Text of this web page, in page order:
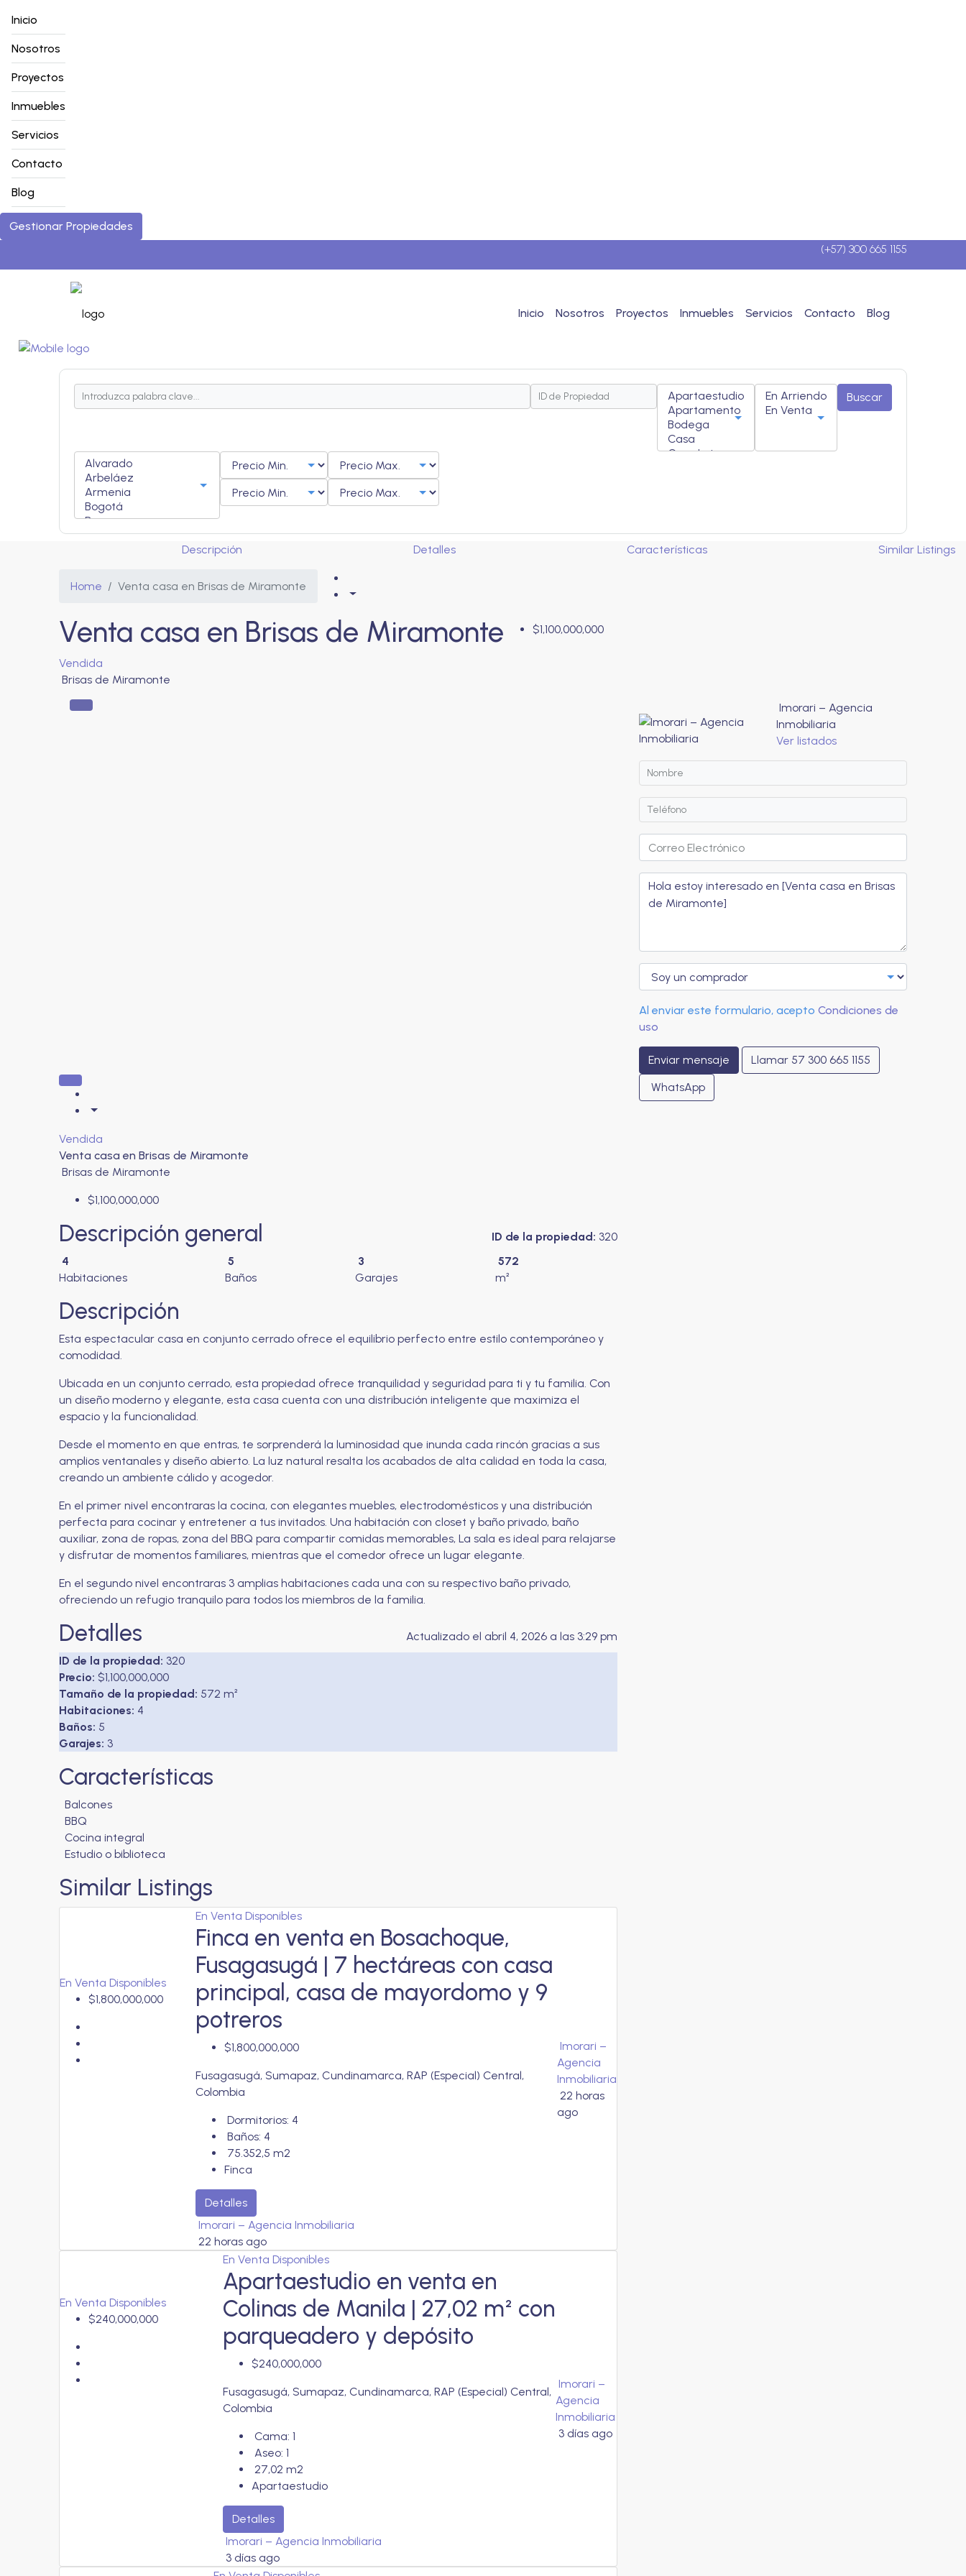
Inicio
Nosotros
Proyectos
Inmuebles
Servicios
Contacto
Blog
Gestionar Propiedades
(+57) 300 665 1155
Inicio Nosotros Proyectos Inmuebles Servicios Contacto Blog
Buscar
Descripción Detalles Características Similar Listings
Home Venta casa en Brisas de Miramonte
Venta casa en Brisas de Miramonte $1,100,000,000
Vendida
Brisas de Miramonte
Vendida
Venta casa en Brisas de Miramonte
Brisas de Miramonte
$1,100,000,000
Descripción general ID de la propiedad: 320
4
Habitaciones
5
Baños
3
Garajes
572
m²
Descripción
Esta espectacular casa en conjunto cerrado ofrece el equilibrio perfecto entre estilo contemporáneo y
comodidad.
Ubicada en un conjunto cerrado, esta propiedad ofrece tranquilidad y seguridad para ti y tu familia. Con
un diseño moderno y elegante, esta casa cuenta con una distribución inteligente que maximiza el
espacio y la funcionalidad.
Desde el momento en que entras, te sorprenderá la luminosidad que inunda cada rincón gracias a sus
amplios ventanales y diseño abierto. La luz natural resalta los acabados de alta calidad en toda la casa,
creando un ambiente cálido y acogedor.
En el primer nivel encontraras la cocina, con elegantes muebles, electrodomésticos y una distribución
perfecta para cocinar y entretener a tus invitados. Una habitación con closet y baño privado, baño
auxiliar, zona de ropas, zona del BBQ para compartir comidas memorables, La sala es ideal para relajarse
y disfrutar de momentos familiares, mientras que el comedor ofrece un lugar elegante.
En el segundo nivel encontraras 3 amplias habitaciones cada una con su respectivo baño privado,
ofreciendo un refugio tranquilo para todos los miembros de la familia.
Detalles
Actualizado el abril 4, 2026 a las 3:29 pm
ID de la propiedad: 320
Precio: $1,100,000,000
Tamaño de la propiedad: 572 m²
Habitaciones: 4
Baños: 5
Garajes: 3
Características
Balcones
BBQ
Cocina integral
Estudio o biblioteca
Similar Listings
En Venta Disponibles
$1,800,000,000
En Venta Disponibles
Finca en venta en Bosachoque,
Fusagasugá | 7 hectáreas con casa
principal, casa de mayordomo y 9
potreros
$1,800,000,000
Fusagasugá, Sumapaz, Cundinamarca, RAP (Especial) Central,
Colombia
Dormitorios: 4
Baños: 4
75.352,5 m2
Finca
Detalles
Imorari – Agencia Inmobiliaria
22 horas ago
Imorari –
Agencia
Inmobiliaria
22 horas
ago
En Venta Disponibles
$240,000,000
En Venta Disponibles
Apartaestudio en venta en
Colinas de Manila | 27,02 m² con
parqueadero y depósito
$240,000,000
Fusagasugá, Sumapaz, Cundinamarca, RAP (Especial) Central,
Colombia
Cama: 1
Aseo: 1
27,02 m2
Apartaestudio
Detalles
Imorari – Agencia Inmobiliaria
3 días ago
Imorari –
Agencia
Inmobiliaria
3 días ago
Imorari – Agencia
Inmobiliaria
Ver listados
Al enviar este formulario, acepto Condiciones de
uso
Enviar mensaje Llamar 57 300 665 1155
WhatsApp